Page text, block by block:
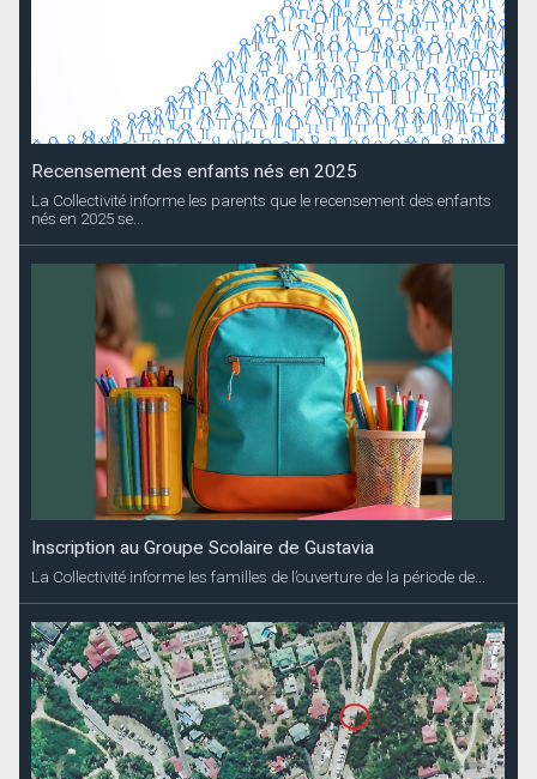
Recensement des enfants nés en 2025
La Collectivité informe les parents que le recensement des enfants
nés en 2025 se...
Inscription au Groupe Scolaire de Gustavia
La Collectivité informe les familles de l’ouverture de la période de...